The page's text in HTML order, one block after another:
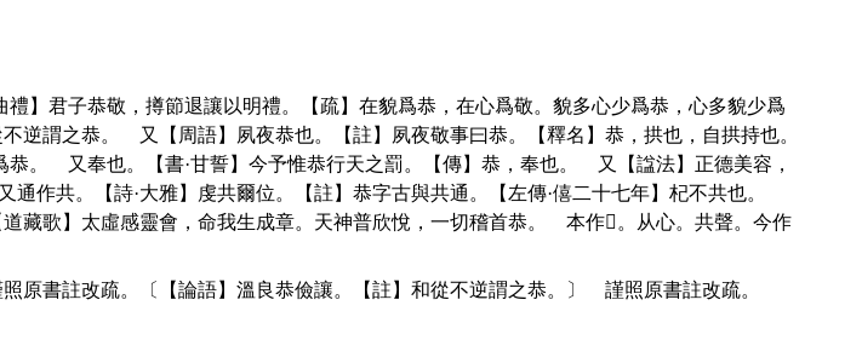
禮】君子恭敬，撙節退讓以明禮。【疏】在貌爲恭，在心爲敬。貌多心少爲恭，心多貌少爲
謂之恭。 又【周語】夙夜恭也。【註】夙夜敬事曰恭。【釋名】恭，拱也，自拱持也。
。 又奉也。【書·甘誓】今予惟恭行天之罰。【傳】恭，奉也。 又【諡法】正德美容，
共。【詩·大雅】虔共爾位。【註】恭字古與共通。【左傳·僖二十七年】杞不共也。
藏歌】太虛感靈會，命我生成章。天神普欣悅，一切稽首恭。 本作𢙄 。从心。共聲。今作
原書註改疏。〔【論語】溫良恭儉讓。【註】和從不逆謂之恭。〕 謹照原書註改疏。